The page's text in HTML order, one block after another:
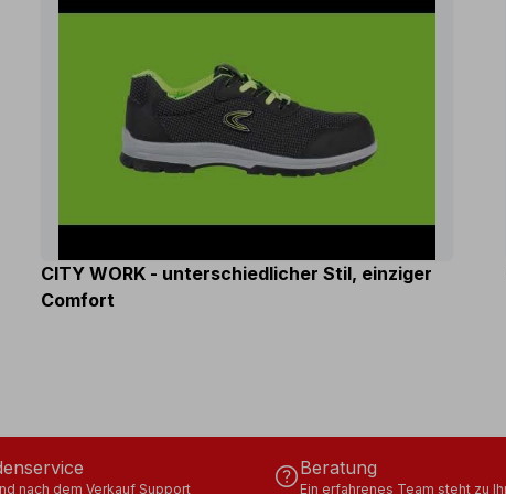
CITY WORK - unterschiedlicher Stil, einziger
Comfort
nach dem Verkauf Support helpBeratung
Ein erfahrenes Team steht zu